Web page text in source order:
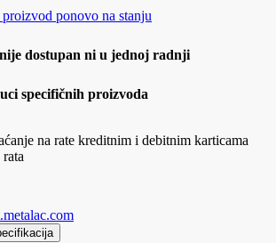
ponovo na stanju
dostupan ni u jednoj radnji
specifičnih proizvoda
na rate kreditnim i debitnim karticama